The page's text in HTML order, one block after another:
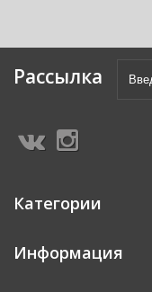
Рассылка
Категории
Информация